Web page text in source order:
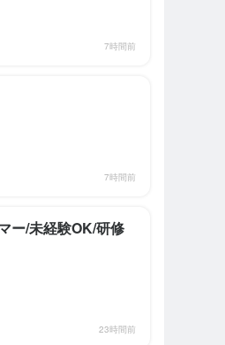
7時間前
7時間前
ー/未経験OK/研修
23時間前